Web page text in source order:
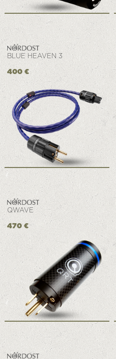
BLUE HEAVEN 3
400 €
QWAVE
470 €